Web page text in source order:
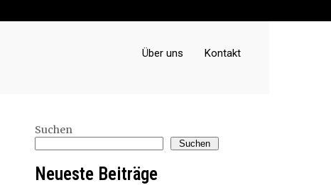
Über uns Kontakt
Suchen
Suchen
Neueste Beiträge